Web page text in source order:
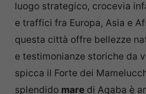
luogo strategico, crocevia
e traffici fra Europa, Asia e
questa città offre bellezze
e testimonianze storiche da
spicca il Forte dei
splendido mare di Aqaba è